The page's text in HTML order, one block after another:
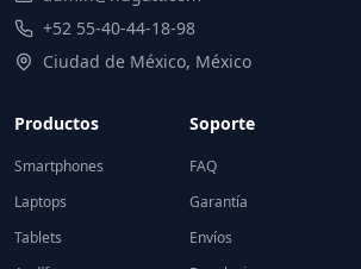
+52 55-40-44-18-98
Ciudad de México, México
Productos
Smartphones
Laptops
Tablets
Soporte
FAQ
Garantía
Envíos